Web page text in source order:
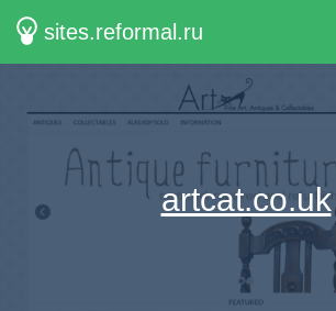
sites.reformal.ru
artcat.co.uk